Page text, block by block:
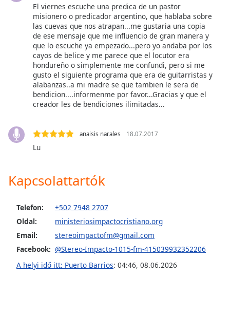
Beginning
will
cancel
the
window.
Color
Opacity
El viernes escuche una predica de un pastor
misionero o predicador argentino, que hablaba sobre
las cuevas que nos atrapan...me gustaria una copia
de ese mensaje que me influencio de gran manera y
que lo escuche ya empezado...pero yo andaba por los
cayos de belice y me parece que el locutor era
hondureño o simplemente me confundi, pero si me
gusto el siguiente programa que era de guitarristas y
alabanzas..a mi madre se que tambien le sera de
bendicion....informenme por favor...Gracias y que el
creador les de bendiciones ilimitadas...
anaisis narales 18.07.2017
Lu
Kapcsolattartók
Telefon:
+502 7948 2707
Oldal:
ministeriosimpactocristiano.org
Email:
stereoimpactofm@gmail.com
Facebook: @Stereo-Impacto-1015-fm-415039932352206
A helyi idő itt: Puerto Barrios: 04:46, 08.06.2026